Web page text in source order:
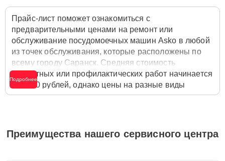
Прайс-лист поможет ознакомиться с
предварительными ценами на ремонт или
обслуживание посудомоечных машин Asko в любой
из точек обслуживания, которые расположены по
всему городу Саранск. Средняя стоимость
ремонтных или профилактических работ начинается
от 1600 рублей, однако цены на разные виды
комплектующих могут различаться. Полную
службы заботы о клиентах. Для расчета итоговой
стоимости ремонта посудомоечной машины
Подробнее
Преимущества нашего сервисного центра